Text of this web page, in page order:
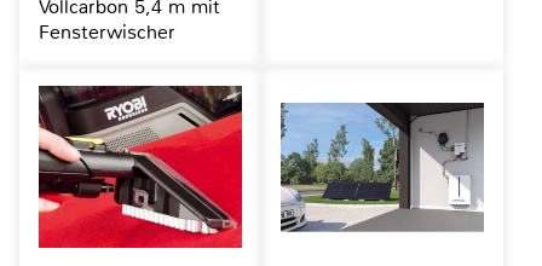
Vollcarbon 5,4 m mit
Fensterwischer